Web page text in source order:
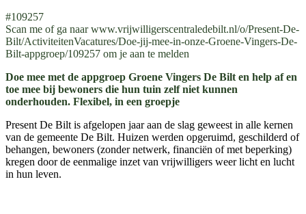
#109257
Scan me of ga naar www.vrijwilligerscentraledebilt.nl/o/Present-De-
Bilt/ActiviteitenVacatures/Doe-jij-mee-in-onze-Groene-Vingers-De-
Bilt-appgroep/109257 om je aan te melden
Doe mee met de appgroep Groene Vingers De Bilt en help af en
toe mee bij bewoners die hun tuin zelf niet kunnen
onderhouden. Flexibel, in een groepje
Present De Bilt is afgelopen jaar aan de slag geweest in alle kernen
van de gemeente De Bilt. Huizen werden opgeruimd, geschilderd of
behangen, bewoners (zonder netwerk, financiën of met beperking)
kregen door de eenmalige inzet van vrijwilligers weer licht en lucht
in hun leven.